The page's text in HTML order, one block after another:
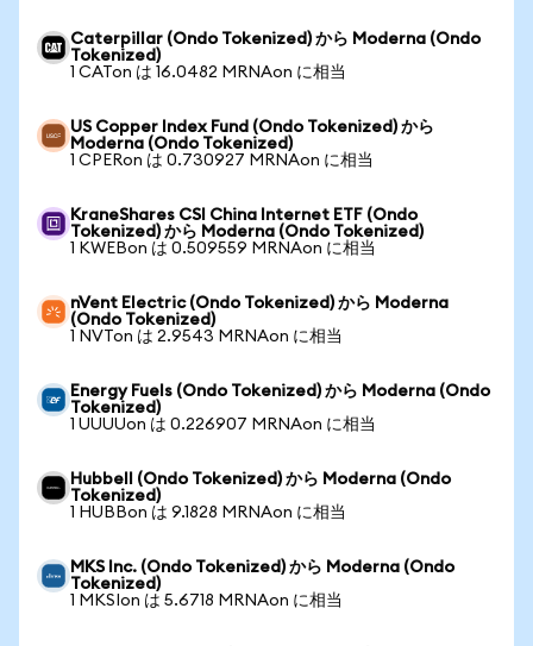
Caterpillar (Ondo Tokenized) から Moderna (Ondo
Tokenized)
1 CATon は 16.0482 MRNAon に相当
US Copper Index Fund (Ondo Tokenized) から
Moderna (Ondo Tokenized)
1 CPERon は 0.730927 MRNAon に相当
KraneShares CSI China Internet ETF (Ondo
Tokenized) から Moderna (Ondo Tokenized)
1 KWEBon は 0.509559 MRNAon に相当
nVent Electric (Ondo Tokenized) から Moderna
(Ondo Tokenized)
1 NVTon は 2.9543 MRNAon に相当
Energy Fuels (Ondo Tokenized) から Moderna (Ondo
Tokenized)
1 UUUUon は 0.226907 MRNAon に相当
Hubbell (Ondo Tokenized) から Moderna (Ondo
Tokenized)
1 HUBBon は 9.1828 MRNAon に相当
MKS Inc. (Ondo Tokenized) から Moderna (Ondo
Tokenized)
1 MKSIon は 5.6718 MRNAon に相当